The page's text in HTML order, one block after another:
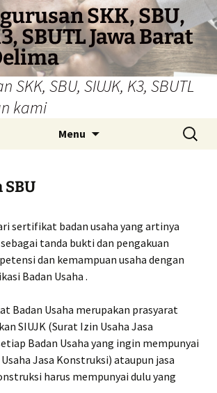
SKK, SBU,
SBUTL Jawa Barat
SKK, SBU, SIUJK, K3, SBUTL
kami
Menu
Search
for:
sertifikat badan usaha yang artinya
tanda bukti dan pengakuan
dan kemampuan usaha dengan
Badan Usaha .
Badan Usaha merupakan prasyarat
SIUJK (Surat Izin Usaha Jasa
Badan Usaha yang ingin mempunyai
Jasa Konstruksi) ataupun jasa
harus mempunyai dulu yang